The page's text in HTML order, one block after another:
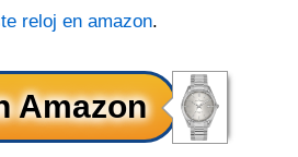
reloj en amazon.